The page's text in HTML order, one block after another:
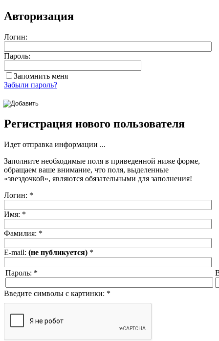
Авторизация
Логин:
Пароль:
Запомнить меня
Забыли пароль?
Регистрация нового пользователя
Идет отправка информации ...
Заполните необходимые поля в приведенной ниже форме,
обращаем ваше внимание, что поля, выделенные
«звездочкой», являются обязательными для заполнения!
Логин: *
Имя: *
Фамилия: *
E-mail: (не публикуется) *
Пароль: *
Введите символы с картинки: *